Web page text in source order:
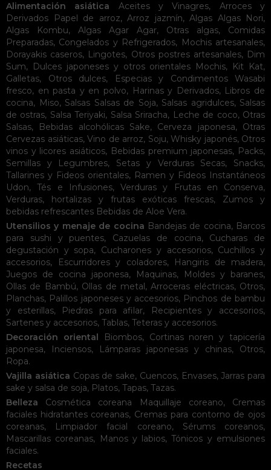
Alimentación asiática Aceites y Vinagres, Arroces y
Derivados
Papel de arroz, Arroz jazmín, Algas Algas Nori,
Algas Kombu, Algas Agar Agar, Otras algas, Comidas
Preparadas, Congelados y Refrigerados, Mochis artesanales,
Dorayakis caseros, Lingotes, Otros postres artesanales, Dim
Sum, Dulces japoneses y otros orientales Mochis, Kit Kat,
Galletas, Otros dulces, Especias y Condimentos
Wasabi
fresco, en pasta y en polvo, Harinas y Derivados, Libros de
cocina, Miso, Salsas Salsas de Soja, Salsas agridulces, Salsas
de ostras, Salsa Teriyaki, Salsa Sriracha, Leche de coco, Otras
Salsas, Bebidas alcohólicas Sake, Cerveza japonesa, Otras
Cervezas asiáticas, Vino de arroz, Soju, Whisky japonés, Otros
vinos y licores asiáticos, Bebidas premium japonesas, Packs,
Semillas y Legumbres, Setas y Verduras Secas, Snacks,
Tallarines y Fideos orientales, Ramen y Fideos Instantáneos
Udon,Tés e Infusiones, Verduras y Frutas en Conserva,
Verduras, hortalizas y frutas exóticas frescas, Zumos y
bebidas refrescantes Bebidas de Aloe Vera.
Utensilios y menaje de cocina Bandejas de cocina, Barcos
para sushi y puentes, Cazuelas de cocina, Cucharas de
degustación y sopa, Cucharones y accesorios, Cuchillos y
accesorios, Escurridores y coladores, Hangiris de madera,
Juegos de cocina japonesa, Maquinas, Moldes y baranes,
Ollas de Bambú, Ollas de metal,Arroceras eléctricas, Otros,
Planchas, Palillos japoneses y accesorios, Pinchos de bambu
y esterillas, Piedras para afilar, Recipientes y accesorios,
Sartenes y accesorios, Tablas, Teteras y accesorios.
Decoración oriental
Biombos, Cortinas noren y tapicería
japonesa, Inciensos, Lámparas japonesas y chinas, Otros,
Ropa.
Vajilla asiática Copas de sake, Cuencos, Envases,Jarras para
sake y salsa de soja, Platos, Tapas, Tazas.
Belleza
Cosmética coreana Maquillaje coreano, Cremas
faciales hidratantes coreanas, Cremas para contorno de ojos
coreanas, Limpiador facial coreano, Sérums coreanos,
Mascarillas coreanas, Manos y labios,Tónicos y emulsiones
faciales.
Recetas